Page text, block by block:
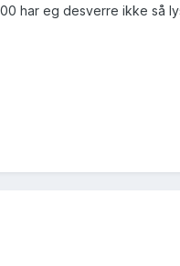
har eg desverre ikke så